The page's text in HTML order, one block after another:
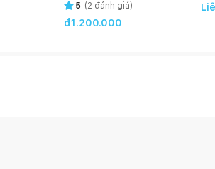
5 (2 đánh giá)
đ1.200.000